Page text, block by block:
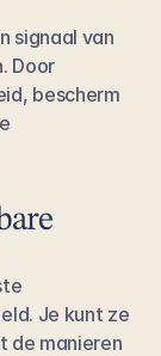
signaal van
Door
bescherm
Je kunt ze
de manieren